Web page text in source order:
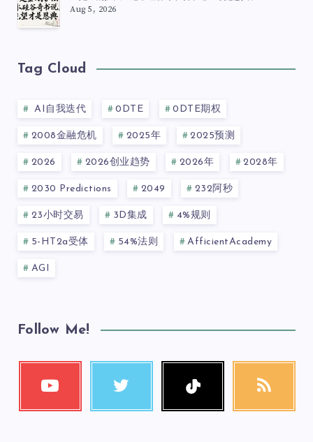
Aug 5, 2026
Tag Cloud
AI自我迭代 0DTE 0DTE期权
2008金融危机 2025年 2025预测
2026 2026创业趋势 2026年 2028年
2030 Predictions 2049 232阿秒
23小时交易 3D集成 4%规则
5-HT2a受体 54%法则 AfficientAcademy
AGI
Follow Me!